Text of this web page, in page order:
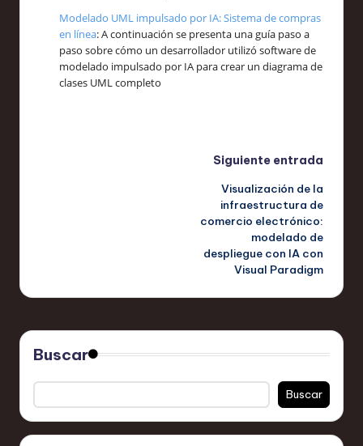
Modelado UML impulsado por IA: Sistema de compras
en línea: A continuación se presenta una guía paso a
paso sobre cómo un desarrollador utilizó software de
modelado impulsado por IA para crear un diagrama de
clases UML completo
Siguiente entrada
Visualización de la
infraestructura de
comercio electrónico:
modelado de
despliegue con IA con
Visual Paradigm
Buscar
Buscar